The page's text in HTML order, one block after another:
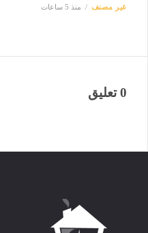
غير مصنف منذ 5 ساعات
0 تعليق